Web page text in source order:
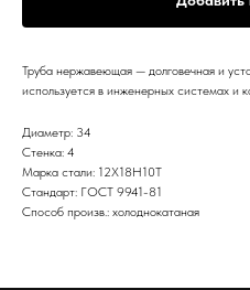
Труба нержавеющая — долговечная и
используется в инженерных системах и
Диаметр: 34
Стенка: 4
Марка стали: 12Х18Н10Т
Стандарт: ГОСТ 9941-81
Способ произв.: холоднокатаная